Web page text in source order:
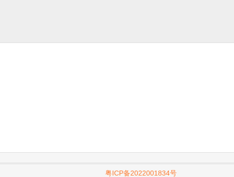
粤ICP备2022001834号